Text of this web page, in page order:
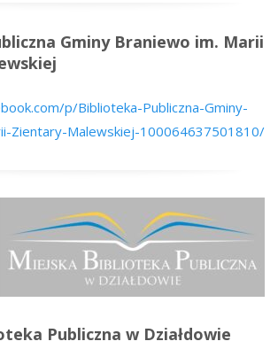
Gminy Braniewo im. Marii
p/Biblioteka-Publiczna-Gminy-
Zientary-Malewskiej-100064637501810/
Publiczna w Działdowie